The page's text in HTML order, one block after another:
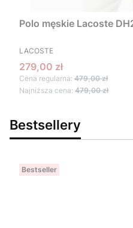
Polo męskie Lacoste
PRODUCENT
LACOSTE
Cena promocyjna
279,00 zł
Cena regularna: 479,00 zł
Najniższa cena: 479,00 zł
Bestsellery
Bestseller